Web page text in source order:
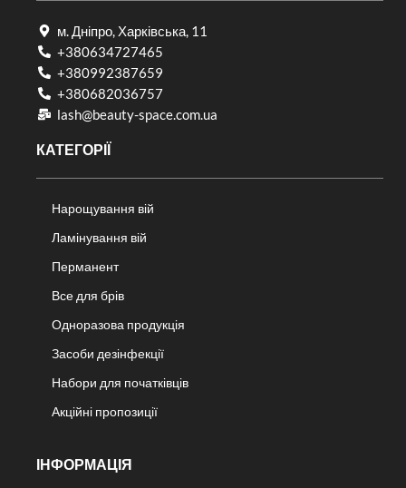
м. Дніпро, Харківська, 11
+380634727465
+380992387659
+380682036757​
lash@beauty-space.com.ua
КАТЕГОРІЇ
Нарощування вій
Ламінування вій
Перманент
Все для брів
Одноразова продукція
Засоби дезінфекції
Набори для початківців
Акційні пропозиції
ІНФОРМАЦІЯ